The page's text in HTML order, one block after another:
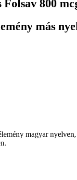
800
más
magyar